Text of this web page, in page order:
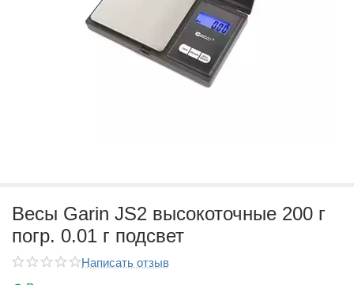
Весы Garin JS2 высокоточные 200 г
погр. 0.01 г подсвет
Написать отзыв